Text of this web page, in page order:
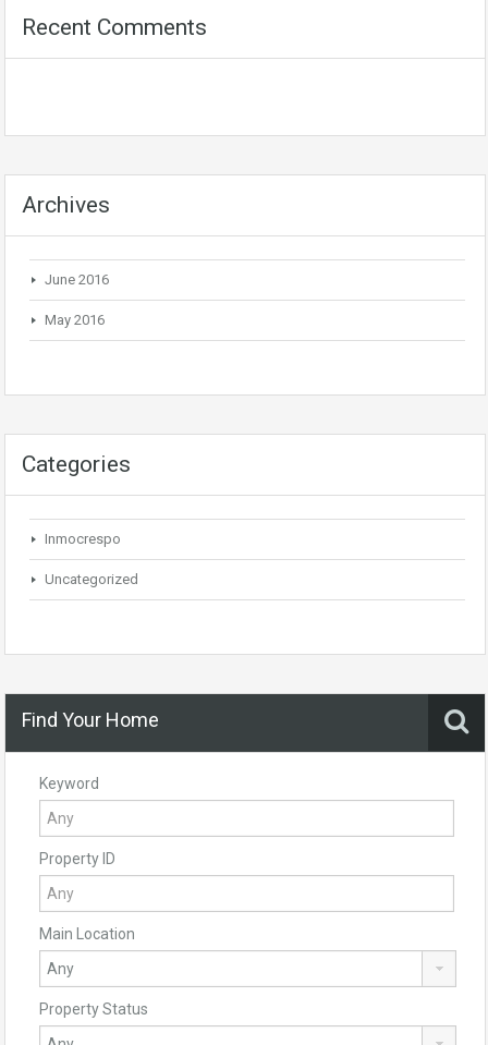
Recent Comments
Archives
June 2016
May 2016
Categories
Inmocrespo
Uncategorized
Find Your Home
Keyword
Property ID
Main Location
Property Status